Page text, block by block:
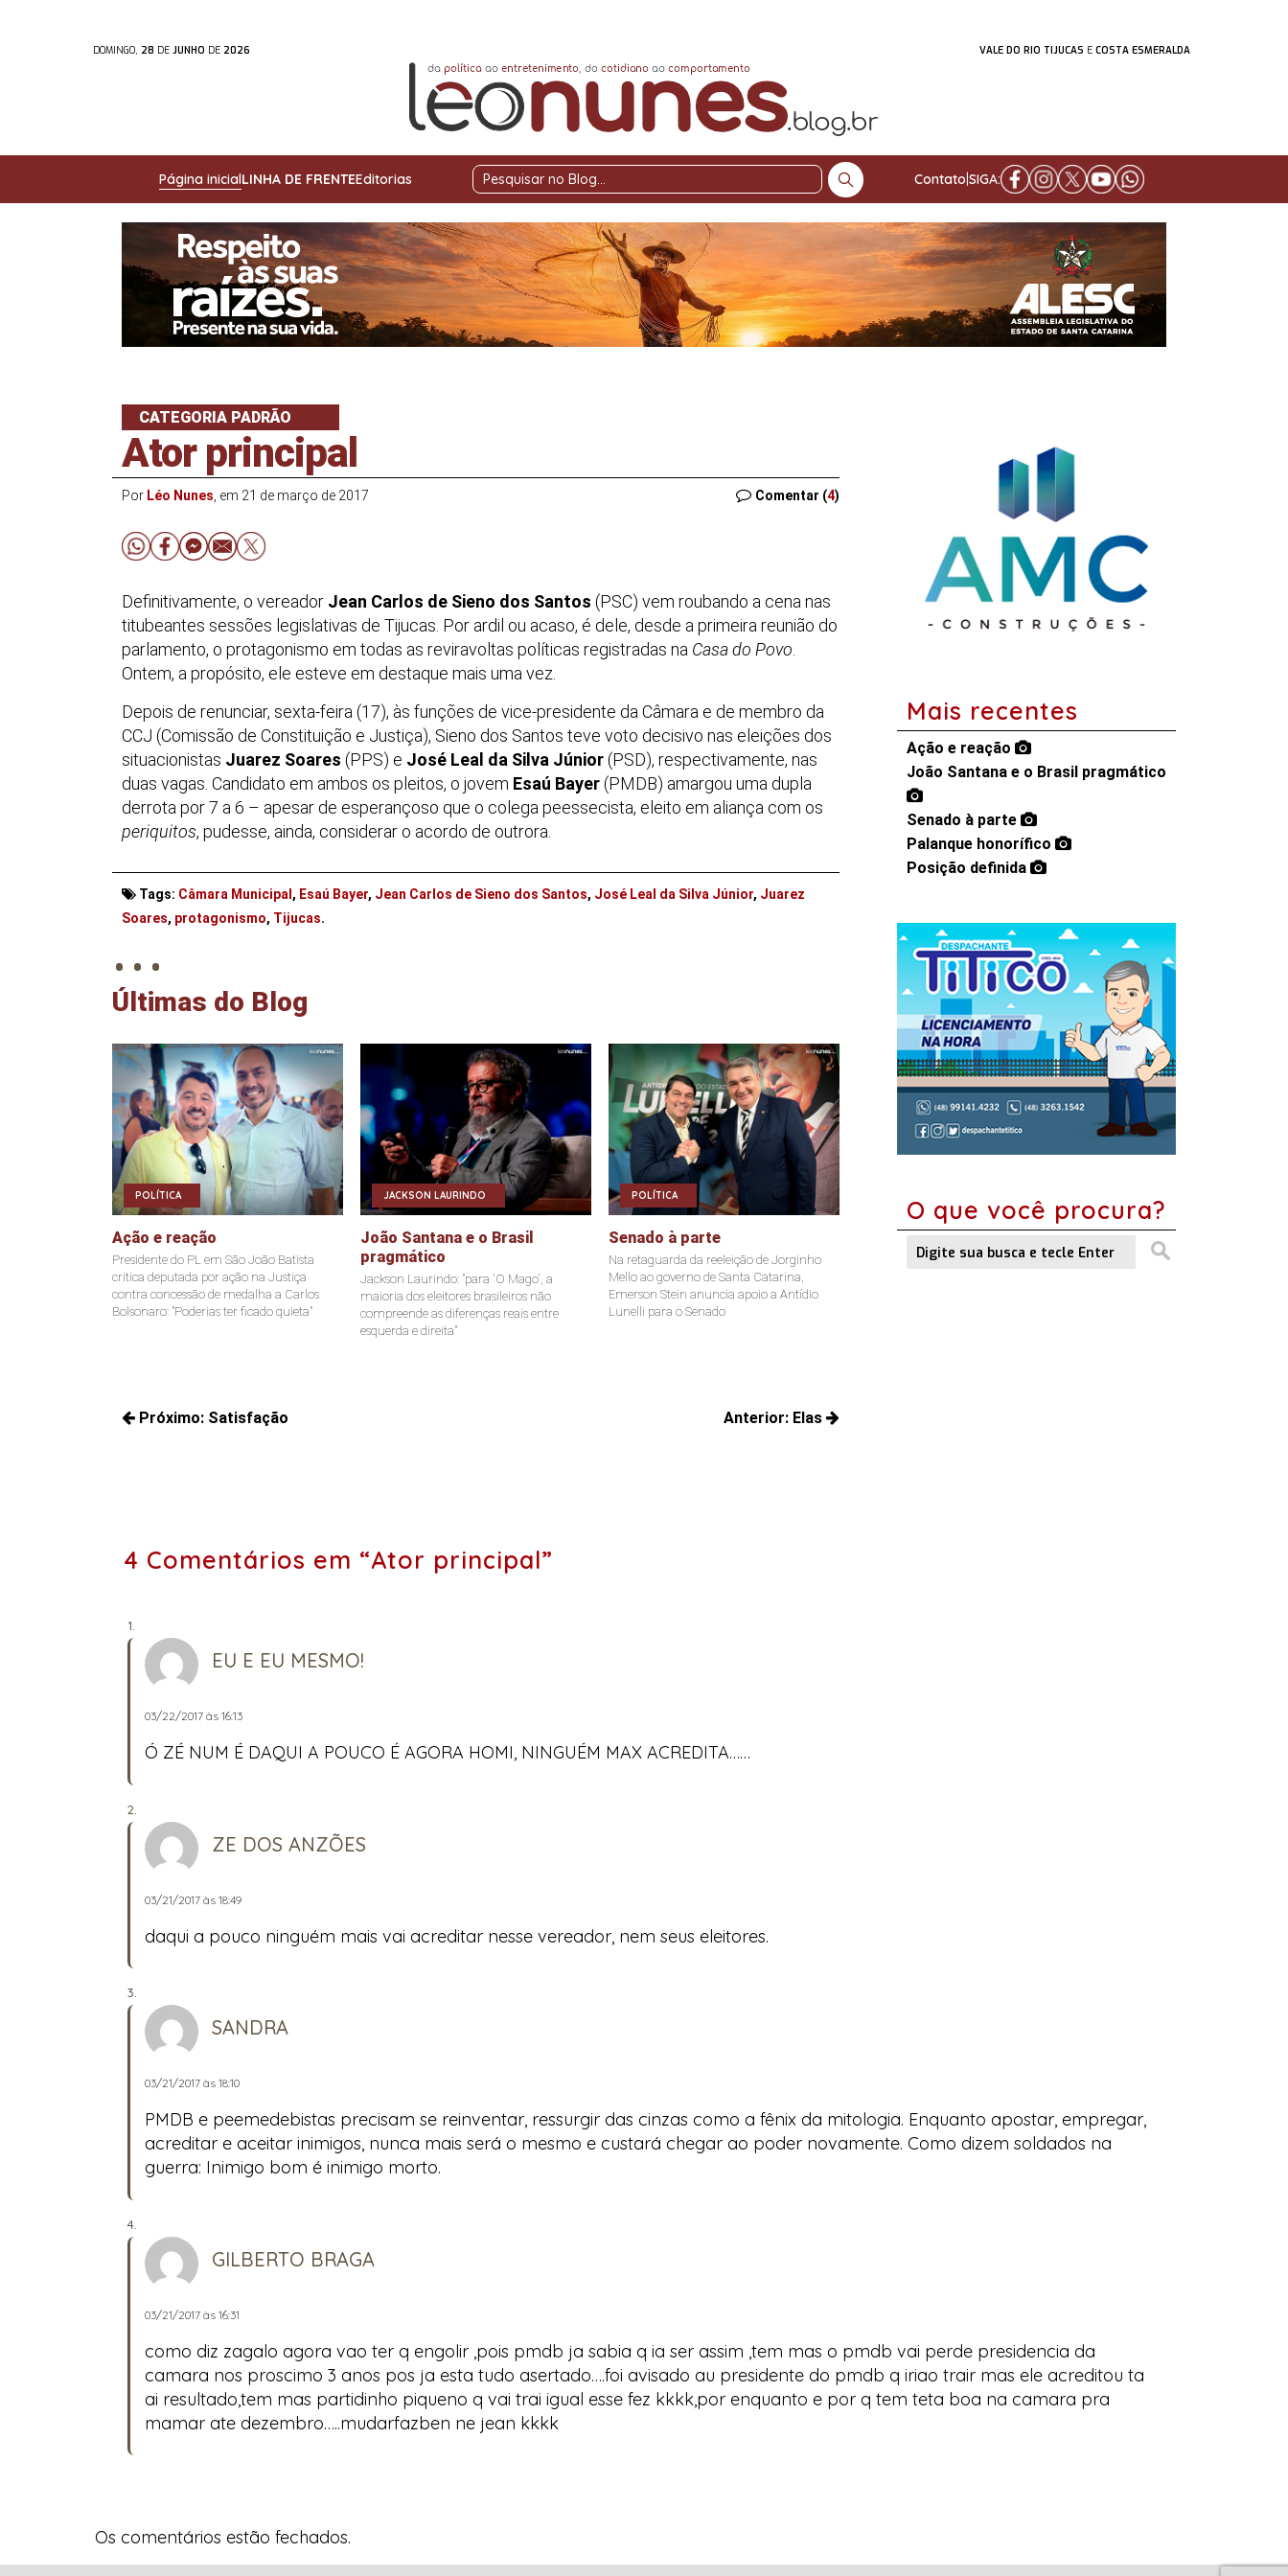
DOMINGO, 28 DE JUNHO DE 2026 VALE DO RIO TIJUCAS E COSTA ESMERALDA
Página inicialLINHA DE FRENTEEditorias
Pesquisar
Contato SIGA:
CATEGORIA PADRÃO
Ator principal
Por Léo Nunes , em 21 de março de 2017 Comentar (4)
Definitivamente, o vereador Jean Carlos de Sieno dos Santos (PSC) vem roubando a cena nas
titubeantes sessões legislativas de Tijucas. Por ardil ou acaso, é dele, desde a primeira reunião do
parlamento, o protagonismo em todas as reviravoltas políticas registradas na Casa do Povo
Ontem, a propósito, ele esteve em destaque mais uma vez.
Depois de renunciar, sexta-feira (17), às funções de vice-presidente da Câmara e de membro da
CCJ (Comissão de Constituição e Justiça), Sieno dos Santos teve voto decisivo nas eleições dos
situacionistas Juarez Soares (PPS) e José Leal da Silva Júnior (PSD), respectivamente, nas
duas vagas. Candidato em ambos os pleitos, o jovem Esaú Bayer (PMDB) amargou uma dupla
derrota por 7 a 6 – apesar de esperançoso que o colega peessecista, eleito em aliança com os
periquitos, pudesse, ainda, considerar o acordo de outrora.
Tags: Câmara Municipal , Esaú Bayer, Jean Carlos de Sieno dos Santos, José Leal da Silva Júnior, Juarez
Soares, protagonismo, Tijucas.
. . .
Últimas do Blog
POLÍTICA
Ação e reação
Presidente do PL em São João Batista
critica deputada por ação na Justiça
contra concessão de medalha a Carlos
Bolsonaro: "Poderias ter ficado quieta"
JACKSON LAURINDO
João Santana e o Brasil
pragmático
Jackson Laurindo: "para 'O Mago', a
maioria dos eleitores brasileiros não
compreende as diferenças reais entre
esquerda e direita"
POLÍTICA
Senado à parte
Na retaguarda da reeleição de Jorginho
Mello ao governo de Santa Catarina,
Emerson Stein anuncia apoio a Antídio
Lunelli para o Senado
Navegação
Anterior: Elas
Próximo: Satisfação
Mais recentes
Ação e reação
João Santana e o Brasil pragmático
Senado à parte
Palanque honorífico
Posição definida
O que você procura?
4 Comentários em “Ator principal”
EU E EU MESMO!
03/22/2017 às 16:13
Ó ZÉ NUM É DAQUI A POUCO É AGORA HOMI, NINGUÉM MAX ACREDITA……
ZE DOS ANZÕES
03/21/2017 às 18:49
daqui a pouco ninguém mais vai acreditar nesse vereador, nem seus eleitores.
SANDRA
03/21/2017 às 18:10
PMDB e peemedebistas precisam se reinventar, ressurgir das cinzas como a fênix da mitologia. Enquanto apostar, empregar,
acreditar e aceitar inimigos, nunca mais será o mesmo e custará chegar ao poder novamente. Como dizem soldados na
guerra: Inimigo bom é inimigo morto.
GILBERTO BRAGA
03/21/2017 às 16:31
como diz zagalo agora vao ter q engolir ,pois pmdb ja sabia q ia ser assim ,tem mas o pmdb vai perde presidencia da
camara nos proscimo 3 anos pos ja esta tudo asertado….foi avisado au presidente do pmdb q iriao trair mas ele acreditou ta
ai resultado,tem mas partidinho piqueno q vai trai igual esse fez kkkk,por enquanto e por q tem teta boa na camara pra
mamar ate dezembro…..mudarfazben ne jean kkkk
Os comentários estão fechados.